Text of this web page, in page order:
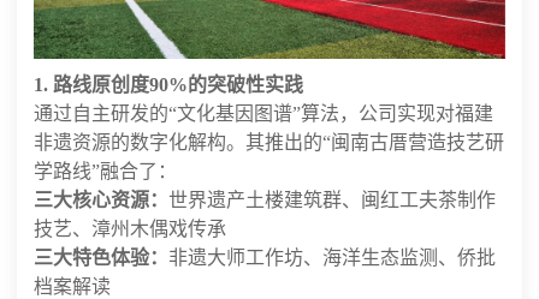
1. 路线原创度90%的突破性实践
通过自主研发的“文化基因图谱”算法，公司实现对福建
非遗资源的数字化解构。其推出的“闽南古厝营造技艺研
学路线”融合了：
三大核心资源： 世界遗产土楼建筑群、闽红工夫茶制作
技艺、漳州木偶戏传承
三大特色体验： 非遗大师工作坊、海洋生态监测、侨批
档案解读